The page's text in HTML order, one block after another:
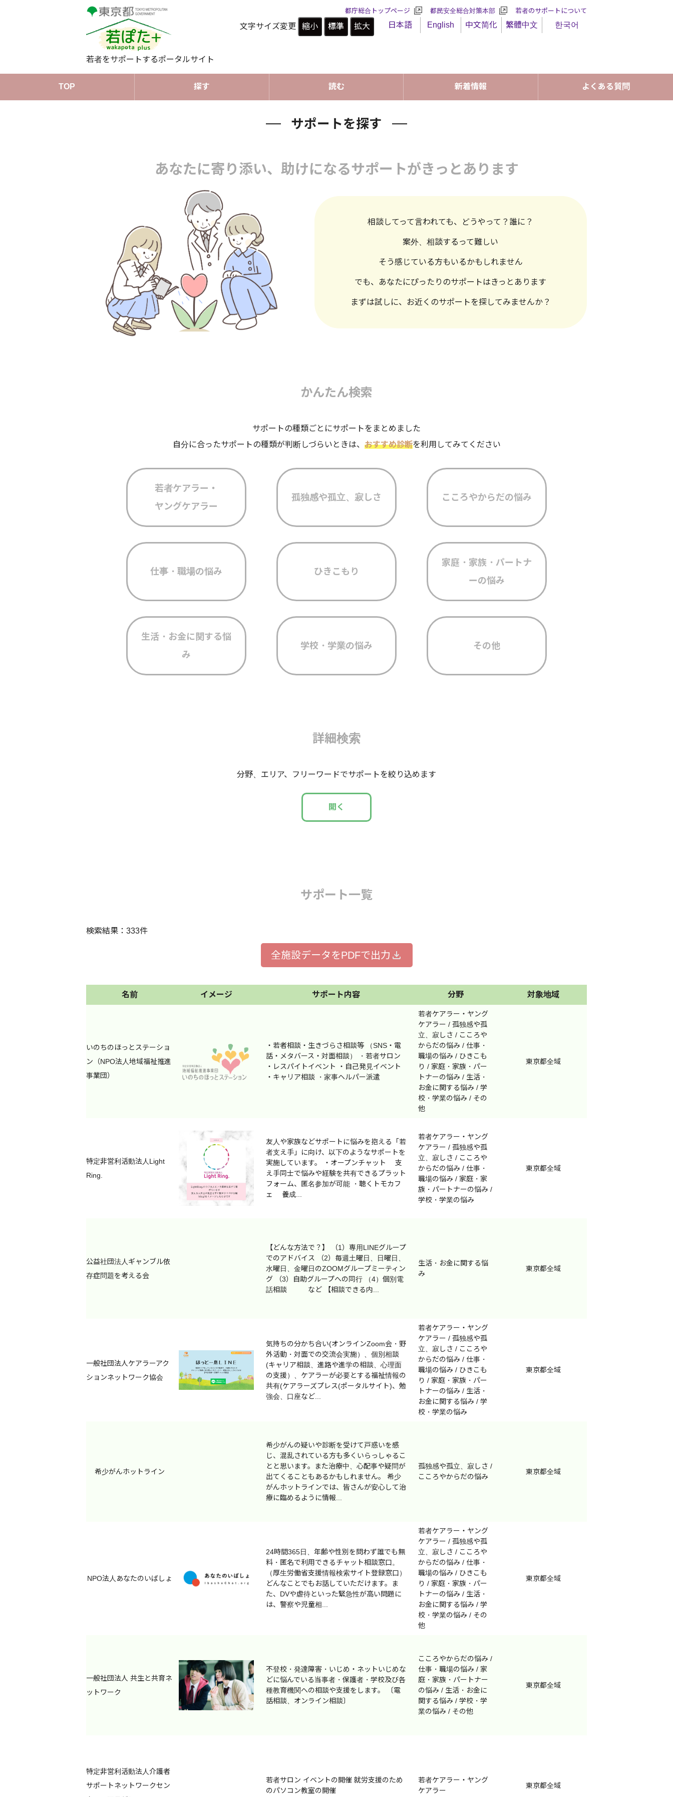
若者をサポートするポータルサイト
都庁総合トップページ 都民安全総合対策本部 若者のサポートについて
文字サイズ変更 縮小 標準 拡大 日本語 English 中文简化 繁體中文 한국어
TOP 探す 読む 新着情報 よくある質問
サポートを探す
あなたに寄り添い、助けになるサポートがきっとあります
相談してって言われても、どうやって？誰に？
案外、相談するって難しい
そう感じている方もいるかもしれません
でも、あなたにぴったりのサポートはきっとあります
まずは試しに、お近くのサポートを探してみませんか？
かんたん検索
サポートの種類ごとにサポートをまとめました
自分に合ったサポートの種類が判断しづらいときは、 おすすめ診断を利用してみてください
若者ケアラー・
ヤングケアラー
孤独感や孤立、寂しさ こころやからだの悩み
仕事・職場の悩み ひきこもり
家庭・家族・パートナ
ーの悩み
生活・お金に関する悩
み
学校・学業の悩み その他
詳細検索
分野、エリア、フリーワードでサポートを絞り込めます
開く
その他
「エリア」は、在住・在勤・在学の目
杉並区 豊島区 北区
青梅市
府中市 昭島市 調布市 町田市 小金井市
小平市
稲城市 羽村市
奥多摩町 島しょ部
リ
例）将来 不安...（※複数キーワードで検索する場合、スペースを入れてください）
相談方法 LINE相談 オンライン相談 チャット相談 電話相談 メール相談
来所相談
訪問相談
その他の相談
その他の相談
サポート一覧
検索結果：333件
全施設データをPDFで出力
名前 イメージ サポート内容 分野 対象地域
いのちのほっとステーショ
ン（NPO法人地域福祉推進
事業団）
・若者相談・生きづらさ相談等 （SNS・電
話・メタバース・対面相談） ・若者サロン
・レスパイトイベント ・自己発見イベント
・キャリア相談 ・家事ヘルパー派遣
若者ケアラー・ヤング
ケアラー / 孤独感や孤
立、寂しさ / こころや
からだの悩み / 仕事・
職場の悩み / ひきこも
り / 家庭・家族・パー
トナーの悩み / 生活・
お金に関する悩み / 学
校・学業の悩み / その
他
東京都全域
特定非営利活動法人Light
Ring.
友人や家族などサポートに悩みを抱える「若
者支え手」に向け、以下のようなサポートを
実施しています。 ・オープンチャット 支
え手同士で悩みや経験を共有できるプラット
フォーム、匿名参加が可能 ・聴くトモカフ
ェ 養成...
若者ケアラー・ヤング
ケアラー / 孤独感や孤
立、寂しさ / こころや
からだの悩み / 仕事・
職場の悩み / 家庭・家
族・パートナーの悩み /
学校・学業の悩み
東京都全域
公益社団法人ギャンブル依
存症問題を考える会
【どんな方法で？】 （1）専用LINEグループ
でのアドバイス （2）毎週土曜日、日曜日、
水曜日、金曜日のZOOMグループミーティン
グ （3）自助グループへの同行 （4）個別電
話相談 など 【相談できる内...
生活・お金に関する悩
み
東京都全域
一般社団法人ケアラーアク
ションネットワーク協会
気持ちの分かち合い(オンラインZoom会・野
外活動・対面での交流会実施）、個別相談
(キャリア相談、進路や進学の相談、心理面
の支援）、ケアラーが必要とする福祉情報の
共有(ケアラーズプレス(ポータルサイト)、勉
強会、口座など...
若者ケアラー・ヤング
ケアラー / 孤独感や孤
立、寂しさ / こころや
からだの悩み / 仕事・
職場の悩み / ひきこも
り / 家庭・家族・パー
トナーの悩み / 生活・
お金に関する悩み / 学
校・学業の悩み
東京都全域
希少がんホットライン
希少がんの疑いや診断を受けて戸惑いを感
じ、混乱されている方も多くいらっしゃるこ
とと思います。また治療中、心配事や疑問が
出てくることもあるかもしれません。 希少
がんホットラインでは、皆さんが安心して治
療に臨めるように情報...
孤独感や孤立、寂しさ /
こころやからだの悩み
東京都全域
NPO法人あなたのいばしょ
24時間365日、年齢や性別を問わず誰でも無
料・匿名で利用できるチャット相談窓口。
（厚生労働省支援情報検索サイト登録窓口）
どんなことでもお話していただけます。ま
た、DVや虐待といった緊急性が高い問題に
は、警察や児童相...
若者ケアラー・ヤング
ケアラー / 孤独感や孤
立、寂しさ / こころや
からだの悩み / 仕事・
職場の悩み / ひきこも
り / 家庭・家族・パー
トナーの悩み / 生活・
お金に関する悩み / 学
校・学業の悩み / その
他
東京都全域
一般社団法人 共生と共育ネ
ットワーク
不登校・発達障害・いじめ・ネットいじめな
どに悩んでいる当事者・保護者・学校及び各
種教育機関への相談や支援をします。 〔電
話相談、オンライン相談〕
こころやからだの悩み /
仕事・職場の悩み / 家
庭・家族・パートナー
の悩み / 生活・お金に
関する悩み / 学校・学
業の悩み / その他
東京都全域
特定非営利活動法人介護者
サポートネットワークセン
若者サロン イベントの開催 就労支援のため
のパソコン教室の開催
若者ケアラー・ヤング
ケアラー
東京都全域